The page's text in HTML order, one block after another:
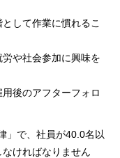
して作業に慣れるこ
や社会参加に興味を
後のアフターフォロ
」で、社員が40.0名以
なければなりません